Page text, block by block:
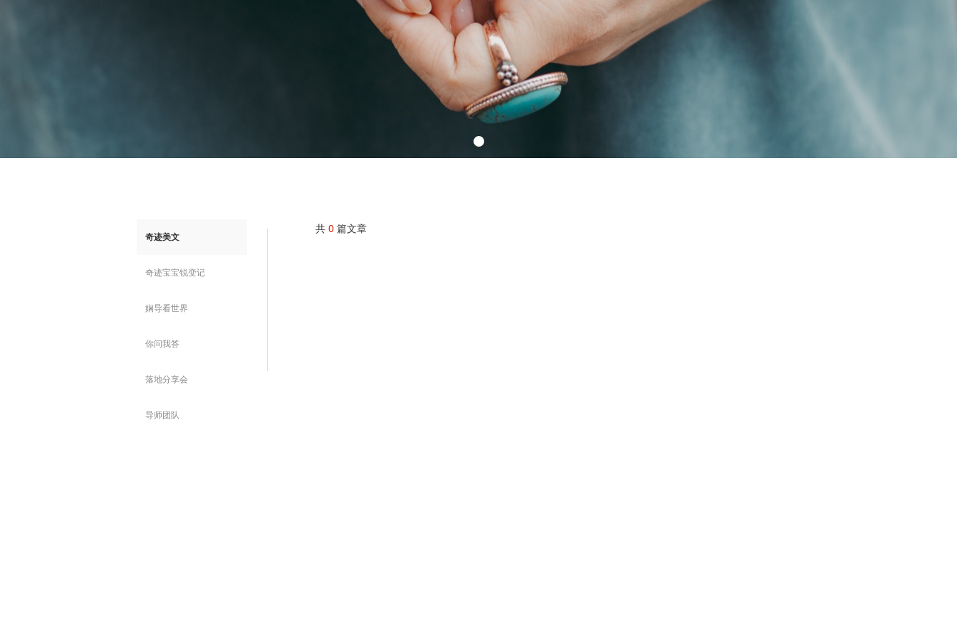
共 0 篇文章
奇迹美文
奇迹宝宝锐变记
娴导看世界
你问我答
落地分享会
导师团队